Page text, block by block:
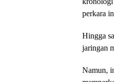
perkara
​Hingga
jaringan
Namun,